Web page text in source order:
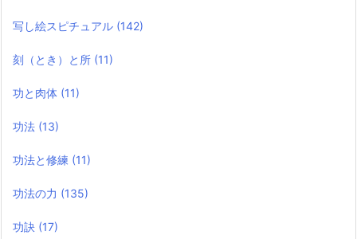
写し絵スピチュアル (142)
刻（とき）と所 (11)
功と肉体 (11)
功法 (13)
功法と修練 (11)
功法の力 (135)
功訣 (17)